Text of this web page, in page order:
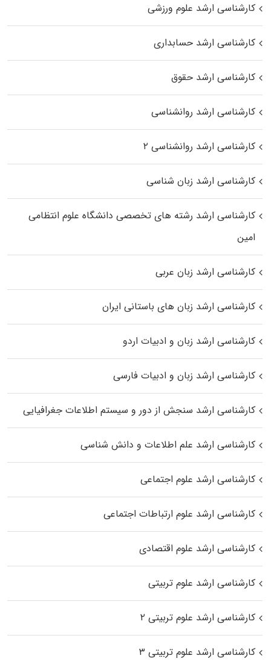
کارشناسی ارشد علوم ورزشی
کارشناسی ارشد حسابداری
کارشناسی ارشد حقوق
کارشناسی ارشد روانشناسی
کارشناسی ارشد روانشناسی ۲
کارشناسی ارشد زبان شناسی
کارشناسی ارشد رﺷﺘﻪ ﻫﺎی تخصصی داﻧﺸﮕﺎه ﻋﻠﻮم انتظامی
اﻣﻴﻦ
کارشناسی ارشد زبان عربی
کارشناسی ارشد زبان‌ های باستانی ایران
کارشناسی ارشد زبان و ادبیات اردو
کارشناسی ارشد زبان و ادبیات فارسی
کارشناسی ارشد سنجش از دور و سیستم اطلاعات جغرافیایی
کارشناسی ارشد علم اطلاعات و دانش شناسی
کارشناسی ارشد علوم اجتماعی
کارشناسی ارشد علوم ارتباطات اجتماعی
کارشناسی ارشد علوم اقتصادی
کارشناسی ارشد علوم تربیتی
کارشناسی ارشد علوم تربیتی ۲
کارشناسی ارشد علوم تربیتی ۳